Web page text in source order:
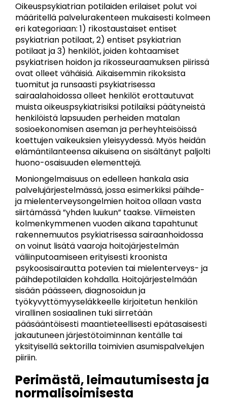
Oikeuspsykiatrian potilaiden erilaiset polut voi
määritellä palvelurakenteen mukaisesti kolmeen
eri kategoriaan: 1) rikostaustaiset entiset
psykiatrian potilaat, 2) entiset psykiatrian
potilaat ja 3) henkilöt, joiden kohtaamiset
psykiatrisen hoidon ja rikosseuraamuksen piirissä
ovat olleet vähäisiä. Aikaisemmin rikoksista
tuomitut ja runsaasti psykiatrisessa
sairaalahoidossa olleet henkilöt erottautuvat
muista oikeuspsykiatrisiksi potilaiksi päätyneistä
henkilöistä lapsuuden perheiden matalan
sosioekonomisen aseman ja perheyhteisöissä
koettujen vaikeuksien yleisyydessä. Myös heidän
elämäntilanteensa aikuisena on sisältänyt paljolti
huono-osaisuuden elementtejä.
Moniongelmaisuus on edelleen hankala asia
palvelujärjestelmässä, jossa esimerkiksi päihde-
ja mielenterveysongelmien hoitoa ollaan vasta
siirtämässä ”yhden luukun” taakse. Viimeisten
kolmenkymmenen vuoden aikana tapahtunut
rakennemuutos psykiatrisessa sairaanhoidossa
on voinut lisätä vaaroja hoitojärjestelmän
väliinputoamiseen erityisesti kroonista
psykoosisairautta potevien tai mielenterveys- ja
päihdepotilaiden kohdalla. Hoitojärjestelmään
sisään päässeen, diagnosoidun ja
työkyvyttömyyseläkkeelle kirjoitetun henkilön
virallinen sosiaalinen tuki siirretään
pääsääntöisesti maantieteellisesti epätasaisesti
jakautuneen järjestötoiminnan kentälle tai
yksityisellä sektorilla toimivien asumispalvelujen
piiriin.
Perimästä, leimautumisesta ja
normalisoimisesta